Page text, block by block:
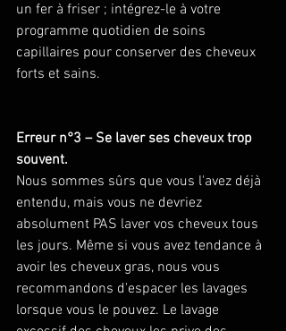
un fer à friser ; intégrez-le à votre
programme quotidien de soins
capillaires pour conserver des cheveux
forts et sains.
Erreur n°3 – Se laver ses cheveux trop
souvent.
Nous sommes sûrs que vous l'avez déjà
entendu, mais vous ne devriez
absolument PAS laver vos cheveux tous
les jours. Même si vous avez tendance à
avoir les cheveux gras, nous vous
recommandons d'espacer les lavages
lorsque vous le pouvez. Le lavage